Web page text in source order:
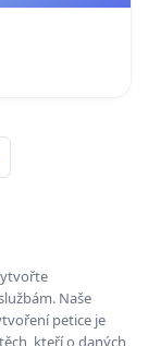
Naše
petice je
kteří o daných